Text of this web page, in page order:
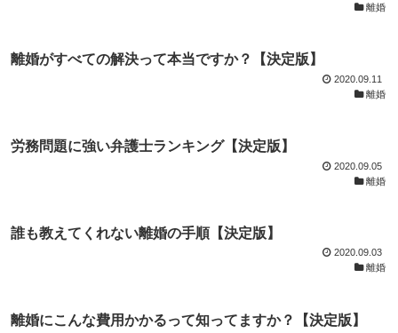
離婚
離婚がすべての解決って本当ですか？【決定版】
2020.09.11
離婚
労務問題に強い弁護士ランキング【決定版】
2020.09.05
離婚
誰も教えてくれない離婚の手順【決定版】
2020.09.03
離婚
離婚にこんな費用かかるって知ってますか？【決定版】